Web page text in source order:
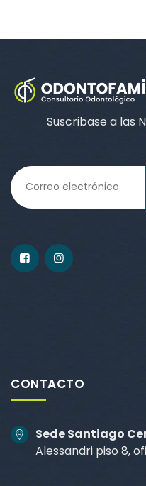
Suscribase a las
CONTACTO
Sede Santiago
Alessandri piso 8,